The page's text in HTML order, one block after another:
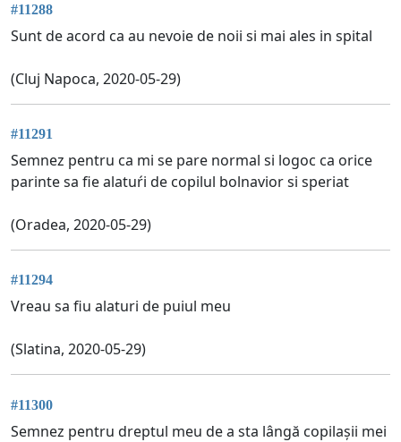
#11288
Sunt de acord ca au nevoie de noii si mai ales in spital
(Cluj Napoca, 2020-05-29)
#11291
Semnez pentru ca mi se pare normal si logoc ca orice
parinte sa fie alatuŕi de copilul bolnavior si speriat
(Oradea, 2020-05-29)
#11294
Vreau sa fiu alaturi de puiul meu
(Slatina, 2020-05-29)
#11300
Semnez pentru dreptul meu de a sta lângă copilașii mei